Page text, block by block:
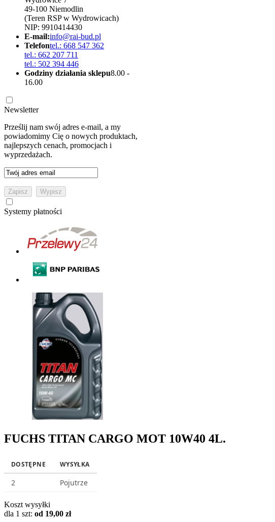
49-100 Niemodlin
(Teren RSP w Wydrowicach)
NIP: 9910414430
E-mail:info@rai-bud.pl
Telefontel.: 668 547 362
tel.: 662 207 711
tel.: 502 394 446
Godziny działania sklepu8.00 -
16.00
Newsletter
Prześlij nam swój adres e-mail, a my
powiadomimy Cię o nowych produktach,
najlepszych cenach, promocjach i
wyprzedażach.
Systemy płatności
FUCHS TITAN CARGO MOT 10W40 4L.
DOSTĘPNE WYSYŁKA
2 Pojutrze
Koszt wysyłki
dla 1 szt: od 19,00 zł